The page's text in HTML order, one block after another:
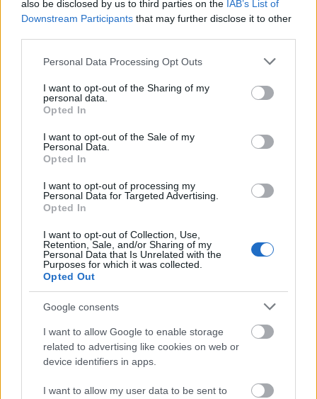
also be disclosed by us to third parties on the IAB’s List of
Downstream Participants that may further disclose it to other
Please note that this website/app uses one or more Google
not limited to your visit or usage behaviour. You may click to
grant or deny consent to Google and its third-party tags to
use your data for below specified purposes in below Google
consent section.
Personal Data Processing Opt Outs
I want to opt-out of the Sharing of my
personal data.
Opted In
I want to opt-out of the Sale of my
Personal Data.
Opted In
I want to opt-out of processing my
Personal Data for Targeted Advertising.
Opted In
I want to opt-out of Collection, Use,
Retention, Sale, and/or Sharing of my
Personal Data that Is Unrelated with the
Purposes for which it was collected.
Opted Out
Google consents
I want to allow Google to enable storage
related to advertising like cookies on web or
device identifiers in apps.
I want to allow my user data to be sent to
Δημοφιλείς Ειδήσεις
e-ΕΦΚΑ: Έως 846 ευρώ επιπλέον στη
σύνταξη – Ποιοι δικαιούνται τα
χρήματα
Πυροσβεστική Σχολή: Νέος
κανονισμός για δόκιμους – Τι αλλάζει
σε διαμονή, σίτιση και πρακτική
εκπαίδευση
ΔΥΠΑ: Ευκαιρία συνταξιοδότησης για
8.000 ανέργους άνω των 55 ετών –
Ξεκίνησαν οι αιτήσεις